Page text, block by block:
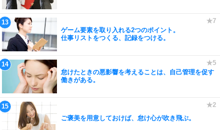
ゲーム要素を取り入れる2つのポイント。
仕事リストをつくる、記録をつける。
怠けたときの悪影響を考えることは、自己管理を促す
働きがある。
ご褒美を用意しておけば、怠け心が吹き飛ぶ。